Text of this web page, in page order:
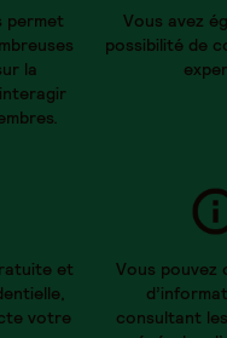
permet
la
Vous avez
possibilité de
et
votre
Vous pouvez
consultant